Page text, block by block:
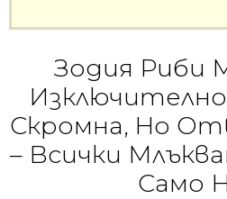
Зодия Риби
Скромна, Но
– Всички
Само